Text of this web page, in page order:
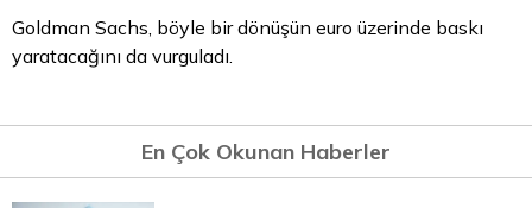
Goldman Sachs, böyle bir dönüşün euro üzerinde baskı
yaratacağını da vurguladı.
En Çok Okunan Haberler